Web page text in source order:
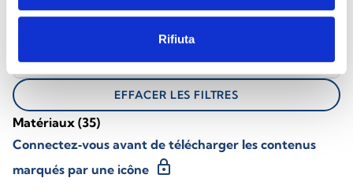
Rifiuta
Matériaux (35)
Connectez‑vous avant de télécharger les contenus
marqués par une icône lock
Tous les produits
EFFACER LES FILTRES